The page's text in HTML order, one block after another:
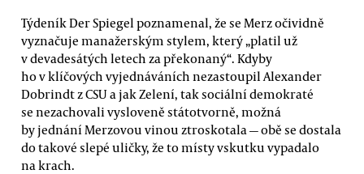
Týdeník Der Spiegel poznamenal, že se Merz očividně
vyznačuje manažerským stylem, který „platil už
v devadesátých letech za překonaný“. Kdyby
ho v klíčových vyjednáváních nezastoupil Alexander
Dobrindt z CSU a jak Zelení, tak sociální demokraté
se nezachovali vysloveně státotvorně, možná
by jednání Merzovou vinou ztroskotala — obě se dostala
do takové slepé uličky, že to místy vskutku vypadalo
na krach.